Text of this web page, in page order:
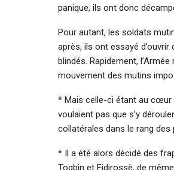
panique, ils ont donc
Pour autant, les soldats
après, ils ont essayé
blindés. Rapidement,
mouvement des mutins
* Mais celle-ci étant au cœur
voulaient pas que s’y
collatérales dans le rang des
* Il a été alors décidé des
Togbin et Fidjrossè, de